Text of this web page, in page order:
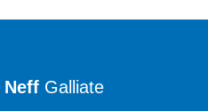
Neff Galliate